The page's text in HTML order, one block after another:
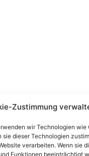
Zustimmung
wir Technologien
dieser Technologien
verarbeiten. Wenn sie
Funktionen beeinträchtigt